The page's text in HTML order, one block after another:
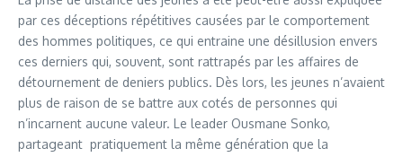
par ces déceptions répétitives causées par le comportement
des hommes politiques, ce qui entraine une désillusion envers
ces derniers qui, souvent, sont rattrapés par les affaires de
détournement de deniers publics. Dès lors, les jeunes n’avaient
plus de raison de se battre aux cotés de personnes qui
n’incarnent aucune valeur. Le leader Ousmane Sonko,
partageant pratiquement la même génération que la